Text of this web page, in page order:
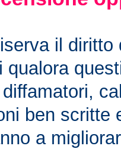
il diritto
qualora
ben scritte
a